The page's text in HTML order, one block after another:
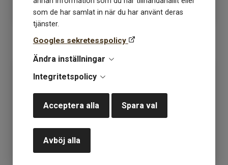
som de har samlat in när du har använt deras
tjänster.
Googles sekretesspolicy
Ändra inställningar
Integritetspolicy
Acceptera alla Spara val
Avböj alla
KÖP